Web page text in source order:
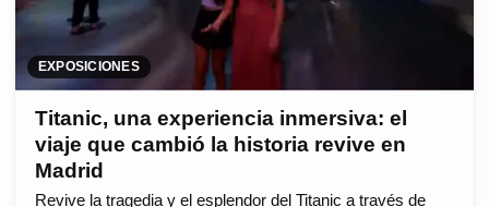
EXPOSICIONES
Titanic, una experiencia inmersiva: el
viaje que cambió la historia revive en
Madrid
Revive la tragedia y el esplendor del Titanic a través de